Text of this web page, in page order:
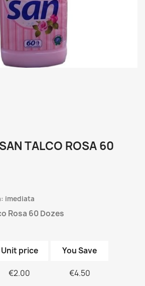
TALCO ROSA 60
imediata
Rosa 60 Dozes
Unit price You Save
€2.00 €4.50